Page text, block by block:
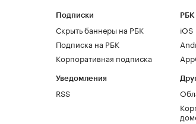
Подписки
Скрыть баннеры на РБК
Подписка на РБК
Корпоративная подписка
Уведомления
RSS
РБК
iOS